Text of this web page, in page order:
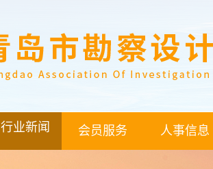
行业新闻 会员服务 人事信息